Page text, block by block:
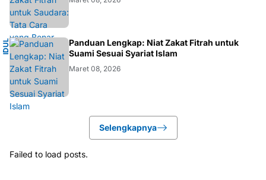
I
D
U
L
F
I
T
RI
Panduan Lengkap: Niat Zakat Fitrah untuk
Suami Sesuai Syariat Islam
Maret 08, 2026
Selengkapnya
Failed to load posts.